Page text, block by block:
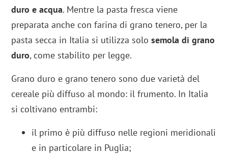
duro e acqua. Mentre la pasta fresca viene
preparata anche con farina di grano tenero, per la
pasta secca in Italia si utilizza solosemola di grano
duro, come stabilito per legge.
Grano duro e grano tenero sono due varietà del
cereale più diffuso al mondo: il frumento. In Italia
si coltivano entrambi:
il primo è più diffuso nelle regioni meridionali
e in particolare in Puglia;